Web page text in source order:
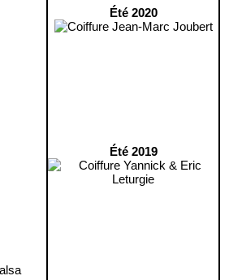
Été 2020
Été 2019